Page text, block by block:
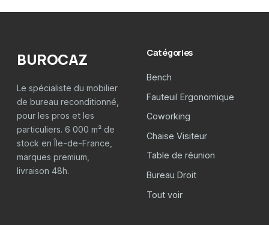
BUROCAZ
Le spécialiste du mobilier
de bureau reconditionné,
pour les pros et les
particuliers. 6 000 m² de
stock en Île-de-France,
marques premium,
livraison 48h.
Catégories
Bench
Fauteuil Ergonomique
Coworking
Chaise Visiteur
Table de réunion
Bureau Droit
Tout voir